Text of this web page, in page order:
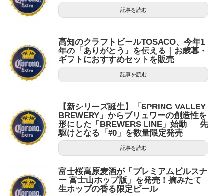
記事を読む
高知のクラフトビールTOSACO、今年1
年の「ありがとう」を伝える｜お歳暮・
ギフトにおすすめセットを販売
記事を読む
【新シリーズ誕生】「SPRING VALLEY
BREWERY」からブリュワーの創造性を
形にした「BREWERS LINE」始動 ― 先
駆けとなる「#0」を数量限定発売
記事を読む
富士桜高原麦酒が「プレミアムピルスナ
ー 富士山ホップ版」を発売！摘みたて
生ホップの香る限定ビール